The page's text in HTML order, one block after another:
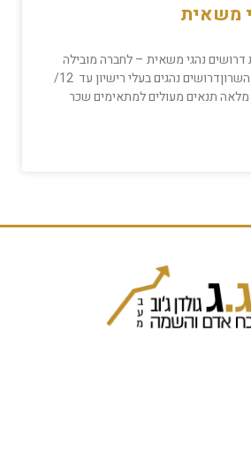
משאית
דרושים נהגי משאית – לחברה מובילה
באיזור דרום ובאזור השרוןדרושים נהגים בעלי רישיון עד 12/